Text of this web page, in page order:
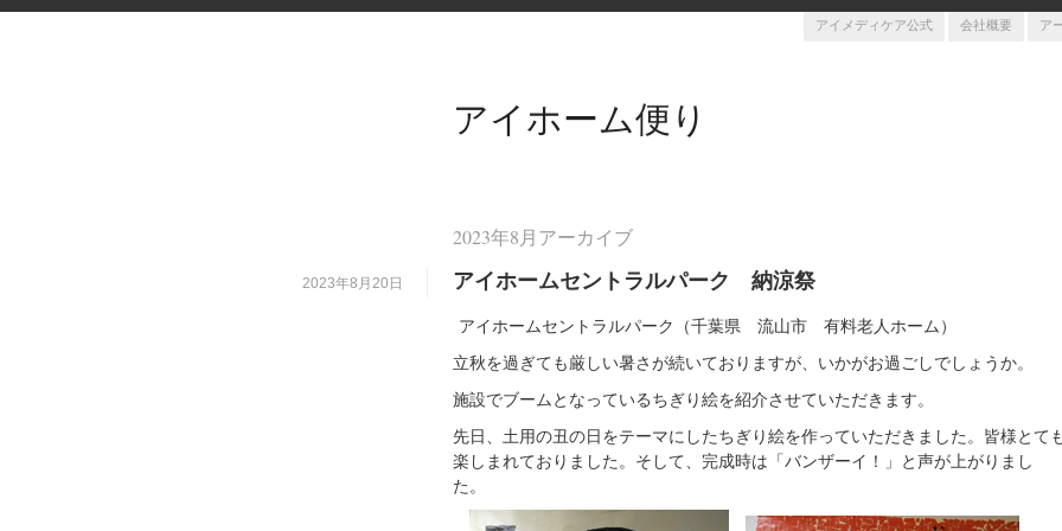
アイホーム便り
アイメディケア公式 会社概要 ア
2023年8月アーカイブ
2023年8月20日 アイホームセントラルパーク 納涼祭
アイホームセントラルパーク（千葉県 流山市 有料老人ホーム）
立秋を過ぎても厳しい暑さが続いておりますが、いかがお過ごしでしょうか。
施設でブームとなっているちぎり絵を紹介させていただきます。
先日、土用の丑の日をテーマにしたちぎり絵を作っていただきました。皆様とても
楽しまれておりました。そして、完成時は「バンザーイ！」と声が上がりまし
た。